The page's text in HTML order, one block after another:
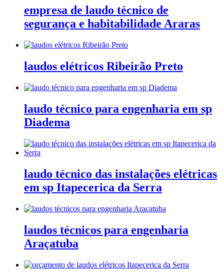
empresa de laudo técnico de
segurança e habitabilidade Araras
laudos elétricos Ribeirão Preto
laudo técnico para engenharia em sp
Diadema
laudo técnico das instalações elétricas
em sp Itapecerica da Serra
laudos técnicos para engenharia
Araçatuba